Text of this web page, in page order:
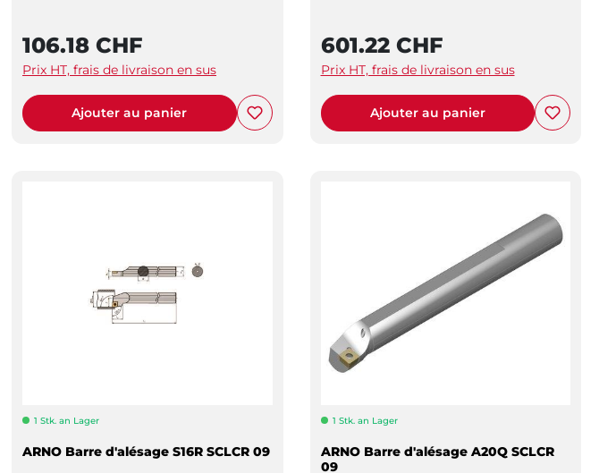
106.18 CHF
Prix HT, frais de livraison en sus
Ajouter au panier
601.22 CHF
Prix HT, frais de livraison en sus
Ajouter au panier
1 Stk. an Lager
ARNO Barre d'alésage S16R SCLCR 09
1 Stk. an Lager
ARNO Barre d'alésage A20Q SCLCR
09